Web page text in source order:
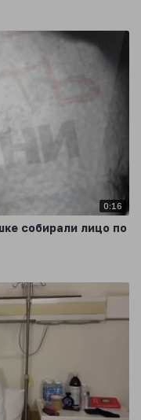
0:16
собирали лицо по